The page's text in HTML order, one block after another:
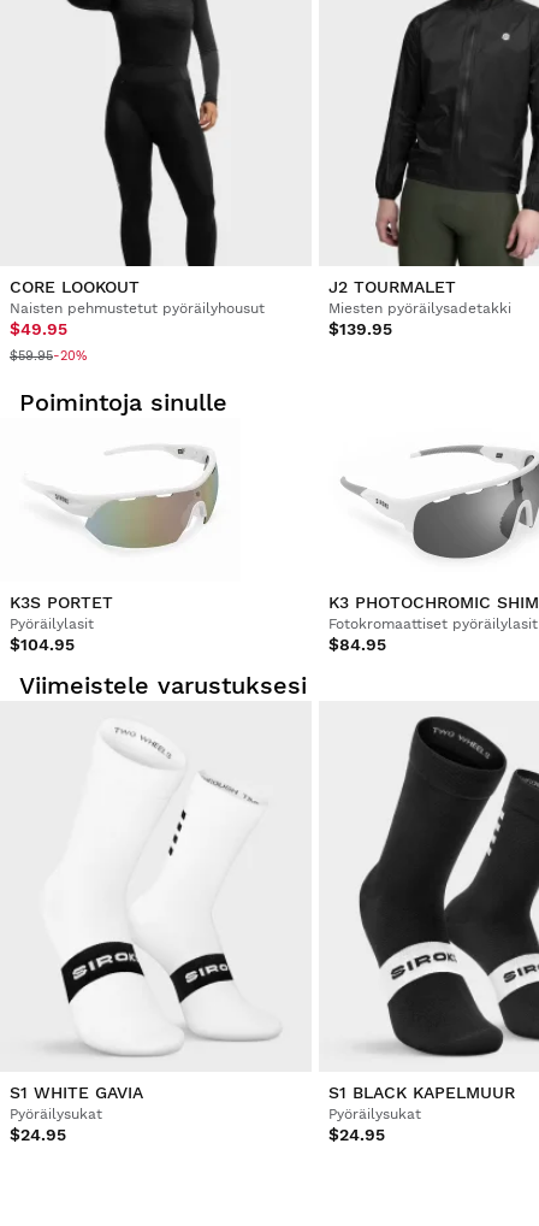
CORE LOOKOUT
Naisten pehmustetut pyöräilyhousut
$49.95
$59.95-20%
J2 TOURMALET
Miesten pyöräilysadetakki
$139.95
Poimintoja sinulle
K3S PORTET
Pyöräilylasit
$104.95
Fotokromaattiset pyöräilylasit
$84.95
Viimeistele varustuksesi
S1 WHITE GAVIA
Pyöräilysukat
$24.95
S1 BLACK KAPELMUUR
Pyöräilysukat
$24.95